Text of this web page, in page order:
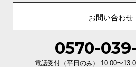
お問い合わせ
0570-
電話受付（平日のみ） 10:00〜